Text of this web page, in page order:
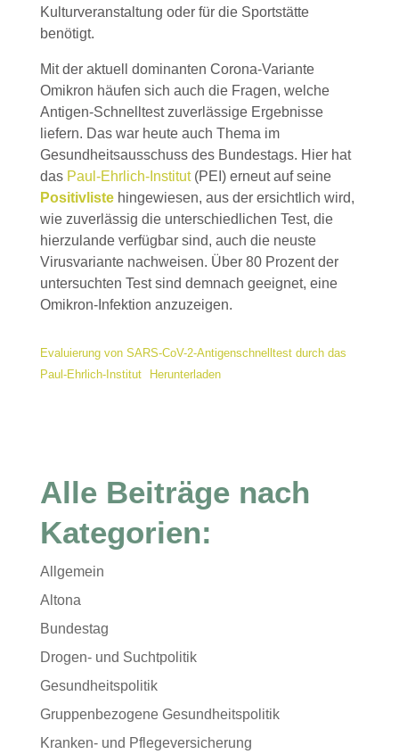
Kulturveranstaltung oder für die Sportstätte
benötigt.
Mit der aktuell dominanten Corona-Variante
Omikron häufen sich auch die Fragen, welche
Antigen-Schnelltest zuverlässige Ergebnisse
liefern. Das war heute auch Thema im
Gesundheitsausschuss des Bundestags. Hier hat
das Paul-Ehrlich-Institut(PEI) erneut auf seine
Positivliste hingewiesen, aus der ersichtlich wird,
wie zuverlässig die unterschiedlichen Test, die
hierzulande verfügbar sind, auch die neuste
Virusvariante nachweisen. Über 80 Prozent der
untersuchten Test sind demnach geeignet, eine
Omikron-Infektion anzuzeigen.
Evaluierung von SARS-CoV-2-Antigenschnelltest durch das
Paul-Ehrlich-Institut
Herunterladen
Alle Beiträge nach
Kategorien:
Allgemein
Altona
Bundestag
Drogen- und Suchtpolitik
Gesundheitspolitik
Gruppenbezogene Gesundheitspolitik
Kranken- und Pflegeversicherung